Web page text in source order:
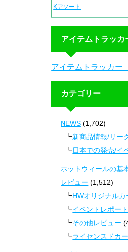
Kアソート
アイテムトラッカ
アイテムトラッカー
カテゴリー
NEWS (1,702)
新商品情報/リー
日本での発売/イ
ホットウィールの基
レビュー (1,512)
HWオリジナルカ
イベントレポート
その他レビュー
ライセンスドカ